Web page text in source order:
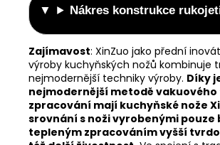
Nákres konstrukce
Zajímavost: XinZuo jako přední
výroby kuchyňských nožů kombinuje
nejmodernější techniky výroby. Díky
nejmodernější metodě
zpracování mají kuchyňské nože
srovnání s noži vyrobenými pouze
tepleným zpracováním vyšší